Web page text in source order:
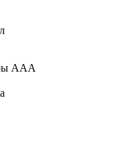
ААА